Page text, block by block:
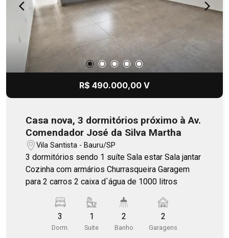
R$ 490.000,00 V
Casa nova, 3 dormitórios próximo à Av.
Comendador José da Silva Martha
Vila Santista - Bauru/SP
3 dormitórios sendo 1 suíte Sala estar Sala jantar
Cozinha com armários Churrasqueira Garagem
para 2 carros 2 caixa d`água de 1000 litros
3
Dorm.
1
Suite
2
Banho
2
Garagens